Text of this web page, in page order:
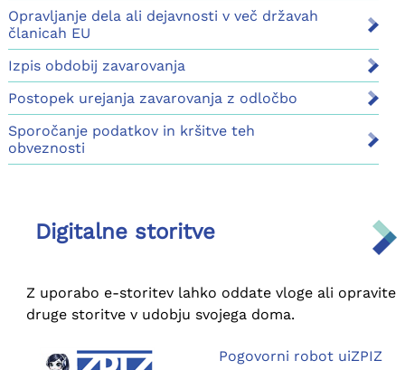
Opravljanje dela ali dejavnosti v več državah
članicah EU
Izpis obdobij zavarovanja
Postopek urejanja zavarovanja z odločbo
Sporočanje podatkov in kršitve teh
obveznosti
Digitalne storitve
Z uporabo e-storitev lahko oddate vloge ali opravite
druge storitve v udobju svojega doma.
Pogovorni robot uiZPIZ